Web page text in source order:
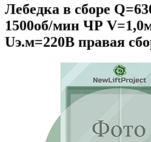
Лебедка в сборе
1500об/мин ЧР
Uэ.м=220В правая